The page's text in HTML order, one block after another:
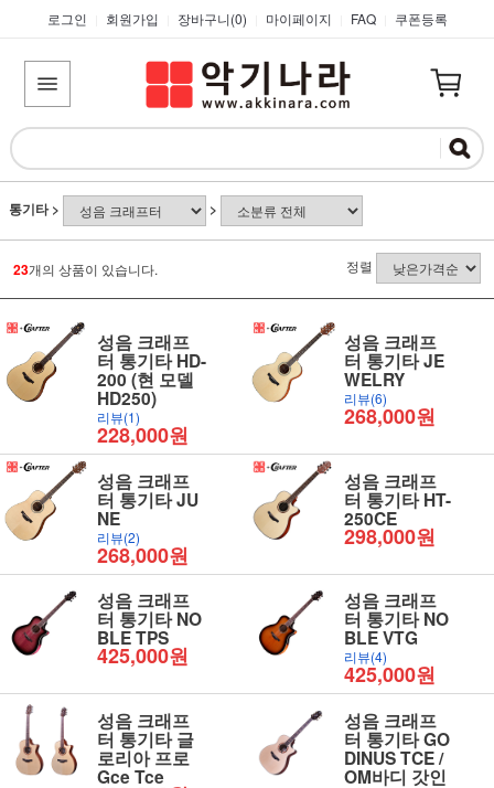
로그인 회원가입 장바구니(0) 마이페이지 FAQ 쿠폰등록
통기타> >
23개의 상품이 있습니다. 정렬
성음 크래프
터 통기타 HD-
200 (현 모델
HD250)
리뷰(1)
228,000원
성음 크래프
터 통기타 JE
WELRY
리뷰(6)
268,000원
성음 크래프
터 통기타 JU
NE
리뷰(2)
268,000원
성음 크래프
터 통기타 HT-
250CE
298,000원
성음 크래프
터 통기타 NO
BLE TPS
425,000원
성음 크래프
터 통기타 NO
BLE VTG
리뷰(4)
425,000원
성음 크래프
터 통기타 글
로리아 프로
Gce Tce
성음 크래프
터 통기타 GO
DINUS TCE /
OM바디 갓인